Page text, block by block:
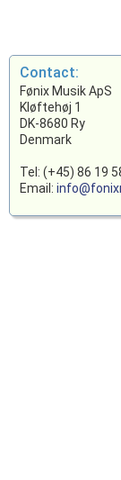
Contact:
Fønix Musik ApS
Kløftehøj 1
DK-8680 Ry
Denmark
Tel: (+45) 86 19
Email: